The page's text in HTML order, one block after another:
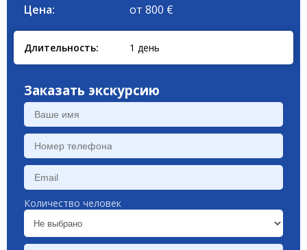
Цена: от 800 €
Длительность: 1 день
Заказать экскурсию
Количество человек